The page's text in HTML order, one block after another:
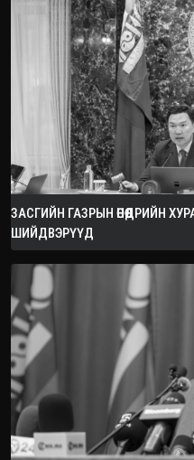
ЗАСГИЙН ГАЗРЫН ӨНӨӨДРИЙН
ШИЙДВЭРҮҮД